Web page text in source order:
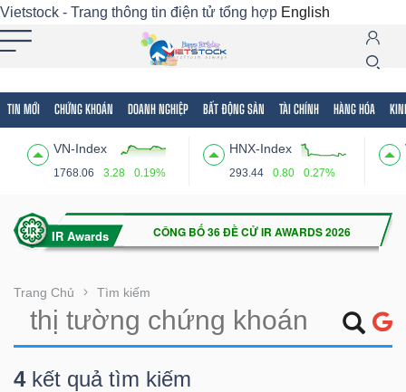
Vietstock - Trang thông tin điện tử tổng hợp English
TIN MỚI CHỨNG KHOÁN DOANH NGHIỆP BẤT ĐỘNG SẢN TÀI CHÍNH HÀNG HÓA
VN-Index
1768.06 3.28 0.19%
HNX-Index
293.44 0.80 0.27%
Trang Chủ Tìm kiếm
4kết quả tìm kiếm
Tất cả Tính năng Ngành Mã chứng khoán
Tính
(-)
VIETSTOCK
KHOÁN